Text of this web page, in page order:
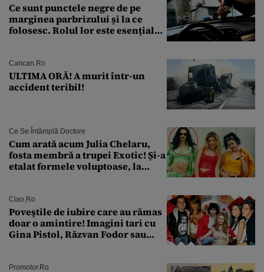
Ce sunt punctele negre de pe
marginea parbrizului și la ce
folosesc. Rolul lor este esențial
Cancan.ro
ULTIMA ORĂ! A murit într-un
accident teribil!
Ce Se Întâmplă Doctore
Cum arată acum Julia Chelaru,
fosta membră a trupei Exotic! Și-a
etalat formele voluptoase, la
Ciao.ro
Poveştile de iubire care au rămas
doar o amintire! Imagini tari cu
Gina Pistol, Răzvan Fodor sau
Promotor.ro